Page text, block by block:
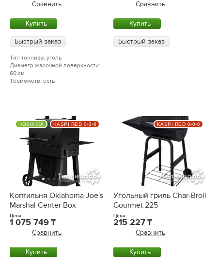
Сравнить
Купить
Быстрый заказ
Тип топлива: уголь
Диаметр жарочной поверхности:
60 см
Термометр: есть
Сравнить
Купить
Быстрый заказ
Коптильня Oklahoma Joe's
Marshal Center Box
Цена
1 075 749
Сравнить
Купить
НОВИНКА KASPI RED 0-0-6
Угольный гриль Char-Broil
Gourmet 225
Цена
215 227
Сравнить
Купить
KASPI RED 0-0-6